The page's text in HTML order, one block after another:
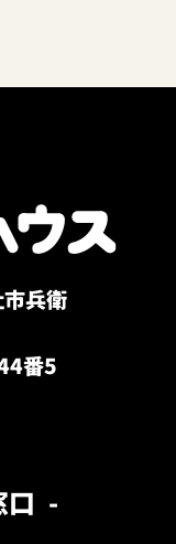
兵衛
番5